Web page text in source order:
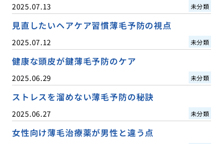
2025.07.13 未分類
見直したいヘアケア習慣薄毛予防の視点
2025.07.12 未分類
健康な頭皮が鍵薄毛予防のケア
2025.06.29 未分類
ストレスを溜めない薄毛予防の秘訣
2025.06.27 未分類
女性向け薄毛治療薬が男性と違う点